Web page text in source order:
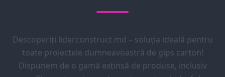
Descoperiți liderconstruct.md – soluția ideală pentru
toate proiectele dumneavoastră de gips carton!
Dispunem de o gamă extinsă de produse, inclusiv